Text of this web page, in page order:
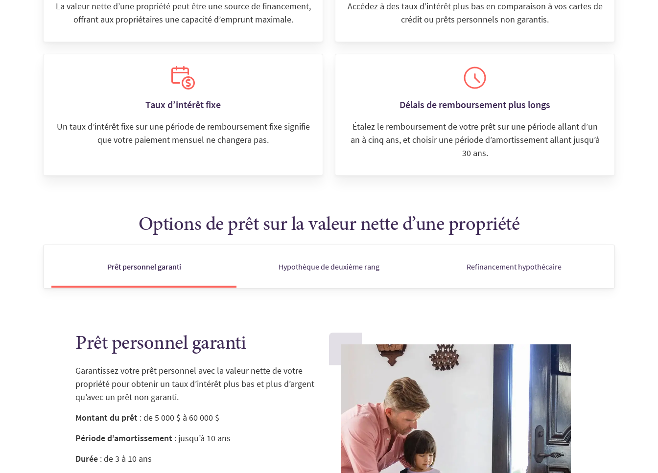
La valeur nette d’une propriété peut être une source de financement,
offrant aux propriétaires une capacité d’emprunt maximale.
Accédez à des taux d’intérêt plus bas en comparaison à vos cartes de
crédit ou prêts personnels non garantis.
Taux d’intérêt fixe
Un taux d’intérêt fixe sur une période de remboursement fixe signifie
que votre paiement mensuel ne changera pas.
Délais de remboursement plus longs
Étalez le remboursement de votre prêt sur une période allant d’un
an à cinq ans, et choisir une période d’amortissement allant jusqu’à
30 ans.
Options de prêt sur la valeur nette d’une propriété
Prêt personnel garanti Hypothèque de deuxième rang Refinancement hypothécaire
Prêt personnel garanti
Garantissez votre prêt personnel avec la valeur nette de votre
propriété pour obtenir un taux d’intérêt plus bas et plus d’argent
qu’avec un prêt non garanti.
Montant du prêt :de 5 000 $ à 60 000 $
Période d’amortissement : jusqu’à 10 ans
Durée : de 3 à 10 ans